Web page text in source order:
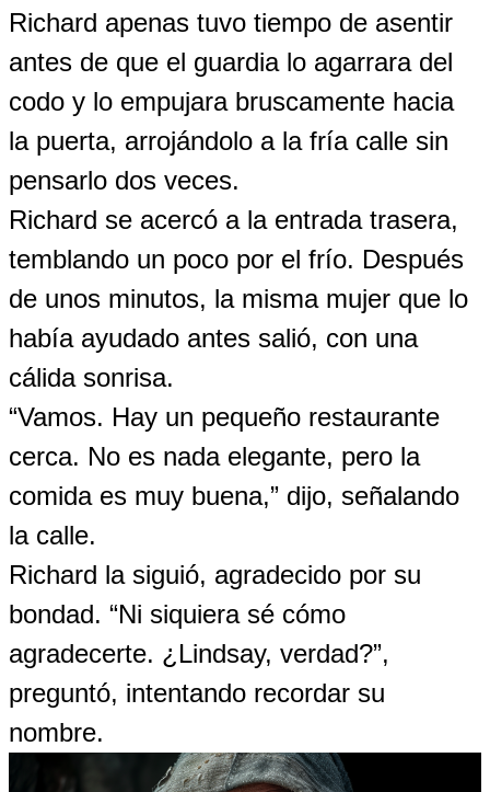
Richard apenas tuvo tiempo de asentir
antes de que el guardia lo agarrara del
codo y lo empujara bruscamente hacia
la puerta, arrojándolo a la fría calle sin
pensarlo dos veces.
Richard se acercó a la entrada trasera,
temblando un poco por el frío. Después
de unos minutos, la misma mujer que lo
había ayudado antes salió, con una
cálida sonrisa.
“Vamos. Hay un pequeño restaurante
cerca. No es nada elegante, pero la
comida es muy buena,” dijo, señalando
la calle.
Richard la siguió, agradecido por su
bondad. “Ni siquiera sé cómo
agradecerte. ¿Lindsay, verdad?”,
preguntó, intentando recordar su
nombre.